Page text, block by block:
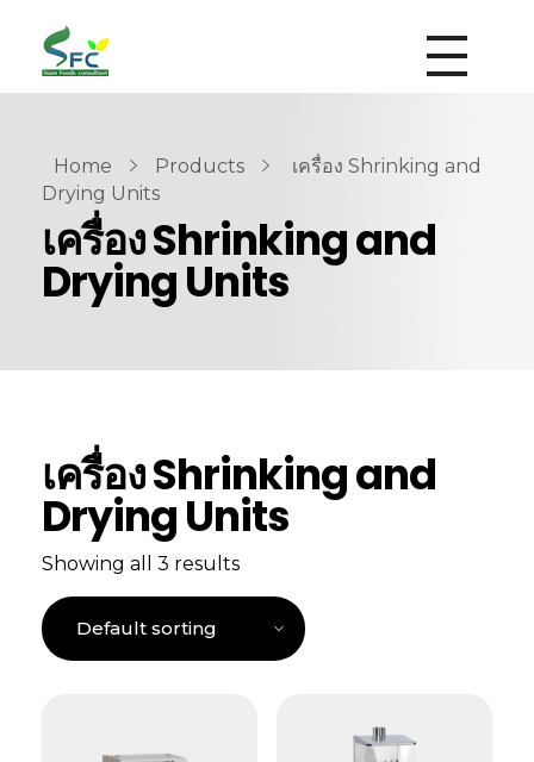
siamfoodsconsultant.com
Food Technology
Home Products
เครื่อง Shrinking and
Drying Units
เครื่อง Shrinking and
Drying Units
เครื่อง Shrinking and
Drying Units
Showing all 3 results